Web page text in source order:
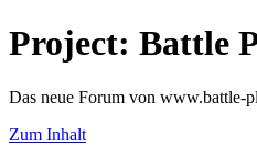
Project: Battle
Das neue Forum von www.battle-
Zum Inhalt